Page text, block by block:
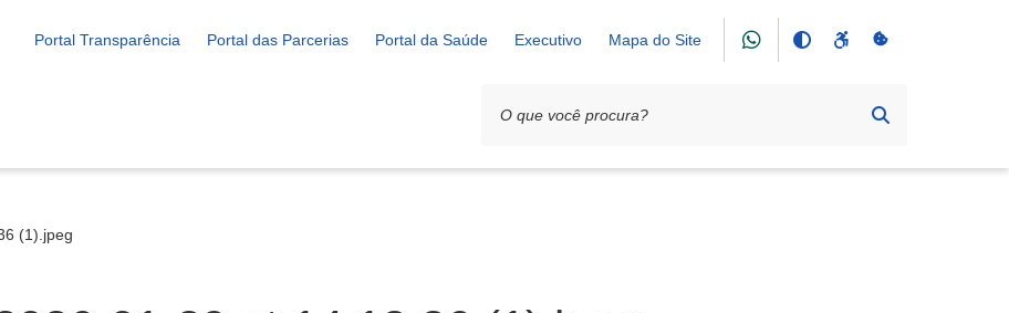
Portal Transparência Portal das Parcerias Portal da Saúde Executivo Mapa do Site
(1).jpeg